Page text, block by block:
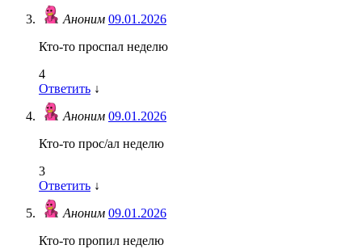
Аноним 09.01.2026
Кто-то проспал неделю
4
Ответить ↓
Аноним 09.01.2026
Кто-то прос/ал неделю
3
Ответить ↓
Аноним 09.01.2026
Кто-то пропил неделю